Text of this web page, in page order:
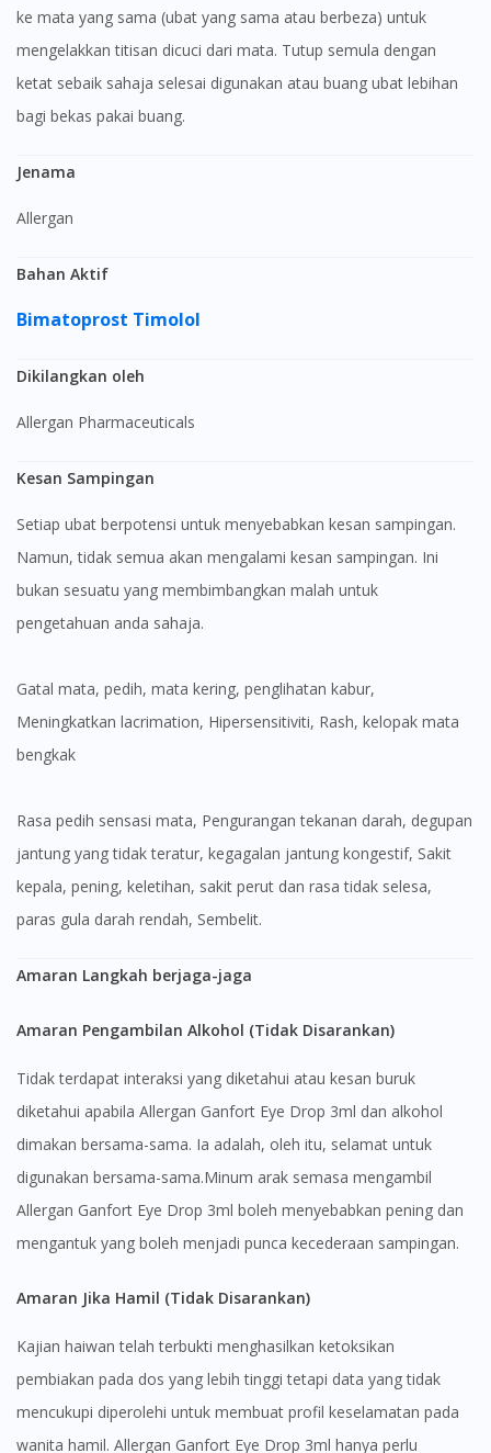
ke mata yang sama (ubat yang sama atau berbeza) untuk
mengelakkan titisan dicuci dari mata. Tutup semula dengan
ketat sebaik sahaja selesai digunakan atau buang ubat lebihan
bagi bekas pakai buang.
Jenama
Allergan
Bahan Aktif
Bimatoprost Timolol
Dikilangkan oleh
Allergan Pharmaceuticals
Kesan Sampingan
Setiap ubat berpotensi untuk menyebabkan kesan sampingan.
Namun, tidak semua akan mengalami kesan sampingan. Ini
bukan sesuatu yang membimbangkan malah untuk
pengetahuan anda sahaja.
gatal mata, pedih, mata kering, penglihatan kabur,
Meningkatkan lacrimation, Hipersensitiviti, Rash, kelopak mata
bengkak
Rasa pedih sensasi mata, Pengurangan tekanan darah, degupan
jantung yang tidak teratur, kegagalan jantung kongestif, Sakit
kepala, pening, keletihan, sakit perut dan rasa tidak selesa,
paras gula darah rendah, Sembelit.
Amaran Langkah berjaga-jaga
Amaran Pengambilan Alkohol (Tidak Disarankan)
Tidak terdapat interaksi yang diketahui atau kesan buruk
diketahui apabila Allergan Ganfort Eye Drop 3ml dan alkohol
dimakan bersama-sama. Ia adalah, oleh itu, selamat untuk
digunakan bersama-sama.Minum arak semasa mengambil
Allergan Ganfort Eye Drop 3ml boleh menyebabkan pening dan
mengantuk yang boleh menjadi punca kecederaan sampingan.
Amaran Jika Hamil (Tidak Disarankan)
Kajian haiwan telah terbukti menghasilkan ketoksikan
pembiakan pada dos yang lebih tinggi tetapi data yang tidak
mencukupi diperolehi untuk membuat profil keselamatan pada
wanita hamil. Allergan Ganfort Eye Drop 3ml hanya perlu